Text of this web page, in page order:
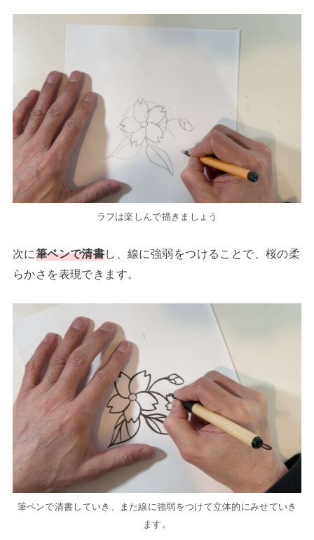
ラフは楽しんで描きましょう
次に筆ペンで清書し、線に強弱をつけることで、桜の柔
らかさを表現できます。
筆ペンで清書していき、また線に強弱をつけて立体的にみせていき
ます。